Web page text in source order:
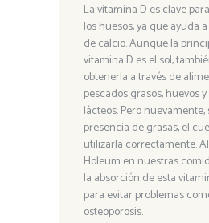
La vitamina D es clave
los huesos, ya que ayuda
de calcio. Aunque la
vitamina D es el sol,
obtenerla a través de
pescados grasos, huevos
lácteos. Pero nuevamente,
presencia de grasas, el
utilizarla correctamente.
Holeum en nuestras
la absorción de esta
para evitar problemas
osteoporosis.